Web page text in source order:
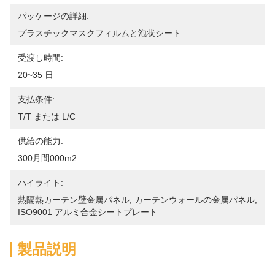
パッケージの詳細:
プラスチックマスクフィルムと泡状シート
受渡し時間:
20~35 日
支払条件:
T/T または L/C
供給の能力:
300月間000m2
ハイライト:
熱隔熱カーテン壁金属パネル カーテンウォールの金属パネル
ISO9001 アルミ合金シートプレート
製品説明